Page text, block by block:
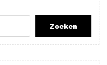
Zoeken